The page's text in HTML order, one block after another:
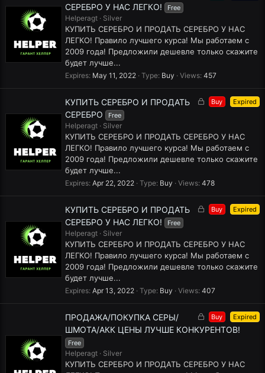
k
e
d
СЕРЕБРО У НАС ЛЕГКО!
Free
Helperagt Silver
КУПИТЬ СЕРЕБРО И ПРОДАТЬ СЕРЕБРО У НАС
ЛЕГКО! Правило лучшего курса! Мы работаем с
2009 года! Предложили дешевле только скажите
будет лучше...
Expires May 11, 2022 Type Buy Views 457
L
k
e
d
Buy Expired
КУПИТЬ СЕРЕБРО И ПРОДАТЬ
СЕРЕБРО
Free
Helperagt Silver
КУПИТЬ СЕРЕБРО И ПРОДАТЬ СЕРЕБРО У НАС
ЛЕГКО! Правило лучшего курса! Мы работаем с
2009 года! Предложили дешевле только скажите
будет лучше...
Expires Apr 22, 2022 Type Buy Views 478
L
k
e
d
Buy Expired
КУПИТЬ СЕРЕБРО И ПРОДАТЬ
СЕРЕБРО У НАС ЛЕГКО!
Free
Helperagt Silver
КУПИТЬ СЕРЕБРО И ПРОДАТЬ СЕРЕБРО У НАС
ЛЕГКО! Правило лучшего курса! Мы работаем с
2009 года! Предложили дешевле только скажите
будет лучше...
Expires Apr 13, 2022 Type Buy Views 407
L
o
e
Buy Expired
ПРОДАЖА/ПОКУПКА СЕРЫ/
ШМОТА/АКК ЦЕНЫ ЛУЧШЕ КОНКУРЕНТОВ!
Free
Helperagt Silver
КУПИТЬ СЕРЕБРО И ПРОДАТЬ СЕРЕБРО У НАС